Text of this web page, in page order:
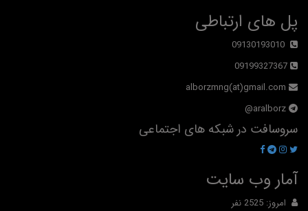
پل های ارتباطی
09130193010
09199327367
alborzmng(at)gmail.com
aralborz@
سروسافت در شبکه های اجتماعی
آمار وب سایت
امروز: 2525 نفر